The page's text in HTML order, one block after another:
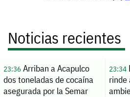
Noticias recientes
23:36Arriban a Acapulco
dos toneladas de cocaína
asegurada por la Semar
23:34
rinde